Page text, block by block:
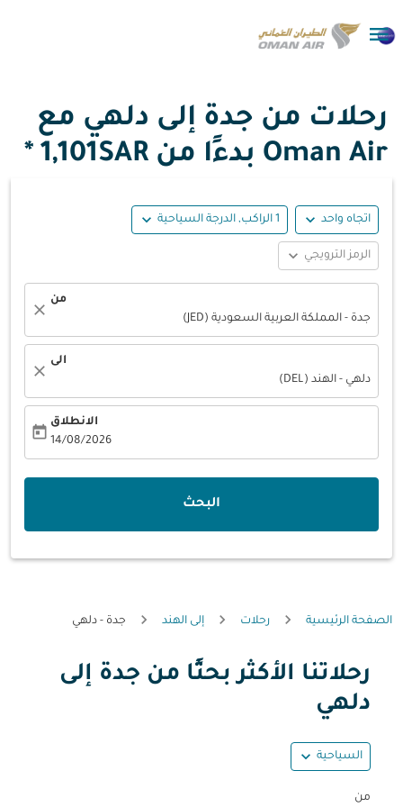

رحلات من جدة إلى دلهي مع
Oman Air بدءًا من
1,101SAR *
اتجاه واحد expand_more 1 الراكب, الدرجة السياحية expand_more
الرمز الترويجي expand_more
من
جدة - المملكة العربية السعودية (JED)
close
الى
دلهي - الهند (DEL)
close
الانطلاق
14/08/2026
today
البحث
الصفحة الرئيسية رحلات إلى الهند جدة - دلهي
رحلاتنا الأكثر بحثًا من جدة إلى
دلهي
السياحية expand_more
من